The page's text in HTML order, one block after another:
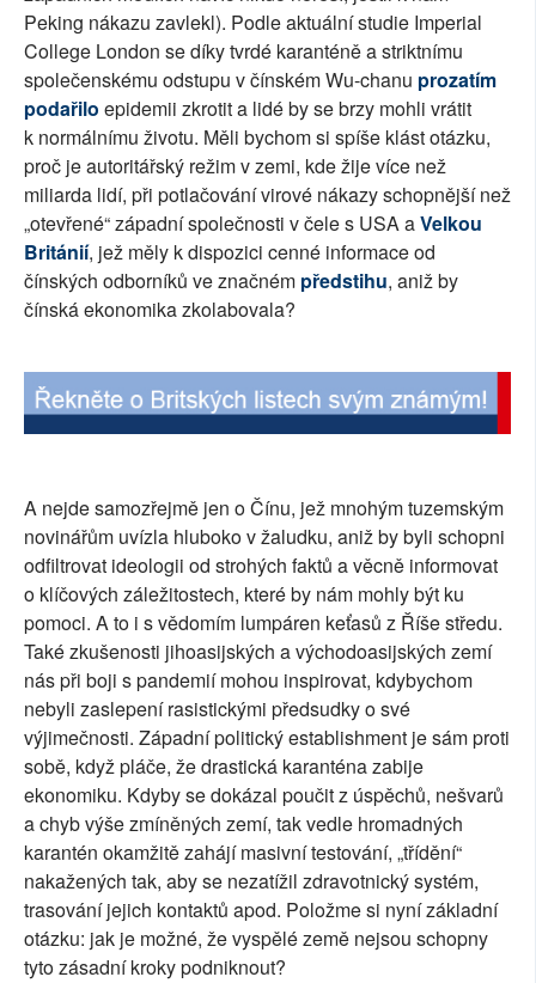
Peking nákazu zavlekl). Podle aktuální studie Imperial
College London se díky tvrdé karanténě a striktnímu
společenskému odstupu v čínském Wu-chanu prozatím
podařilo epidemii zkrotit a lidé by se brzy mohli vrátit
k normálnímu životu. Měli bychom si spíše klást otázku,
proč je autoritářský režim v zemi, kde žije více než
miliarda lidí, při potlačování virové nákazy schopnější než
„otevřené“ západní společnosti v čele s USA aVelkou
Británií, jež měly k dispozici cenné informace od
čínských odborníků ve značném předstihu, aniž by
čínská ekonomika zkolabovala?
A nejde samozřejmě jen o Čínu, jež mnohým tuzemským
novinářům uvízla hluboko v žaludku, aniž by byli schopni
odfiltrovat ideologii od strohých faktů a věcně informovat
o klíčových záležitostech, které by nám mohly být ku
pomoci. A to i s vědomím lumpáren keťasů z Říše středu.
Také zkušenosti jihoasijských a východoasijských zemí
nás při boji s pandemií mohou inspirovat, kdybychom
nebyli zaslepení rasistickými předsudky o své
výjimečnosti. Západnípolitický establishment je sám proti
sobě, když pláče, že drastická karanténa zabije
ekonomiku. Kdyby se dokázal poučit z úspěchů, nešvarů
a chyb výše zmíněných zemí, tak vedle hromadných
karantén okamžitě zahájí masivní testování, „třídění“
nakažených tak, aby se nezatížil zdravotnický systém,
trasování jejich kontaktů apod. Položme si nyní základní
otázku: jak je možné, že vyspělé země nejsou schopny
tyto zásadní kroky podniknout?